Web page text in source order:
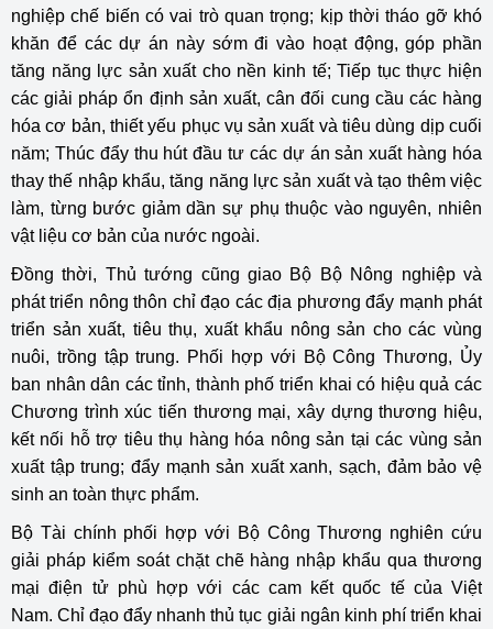
nghiệp chế biến có vai trò quan trọng; kịp thời tháo gỡ khó
khăn để các dự án này sớm đi vào hoạt động, góp phần
tăng năng lực sản xuất cho nền kinh tế; Tiếp tục thực hiện
các giải pháp ổn định sản xuất, cân đối cung cầu các hàng
hóa cơ bản, thiết yếu phục vụ sản xuất và tiêu dùng dịp cuối
năm; Thúc đẩy thu hút đầu tư các dự án sản xuất hàng hóa
thay thế nhập khẩu, tăng năng lực sản xuất và tạo thêm việc
làm, từng bước giảm dần sự phụ thuộc vào nguyên, nhiên
vật liệu cơ bản của nước ngoài.
Đồng thời, Thủ tướng cũng giao Bộ Bộ Nông nghiệp và
phát triển nông thôn chỉ đạo các địa phương đẩy mạnh phát
triển sản xuất, tiêu thụ, xuất khẩu nông sản cho các vùng
nuôi, trồng tập trung. Phối hợp với Bộ Công Thương, Ủy
ban nhân dân các tỉnh, thành phố triển khai có hiệu quả các
Chương trình xúc tiến thương mại, xây dựng thương hiệu,
kết nối hỗ trợ tiêu thụ hàng hóa nông sản tại các vùng sản
xuất tập trung; đẩy mạnh sản xuất xanh, sạch, đảm bảo vệ
sinh an toàn thực phẩm.
Bộ Tài chính phối hợp với Bộ Công Thương nghiên cứu
giải pháp kiểm soát chặt chẽ hàng nhập khẩu qua thương
mại điện tử phù hợp với các cam kết quốc tế của Việt
Nam. Chỉ đạo đẩy nhanh thủ tục giải ngân kinh phí triển khai